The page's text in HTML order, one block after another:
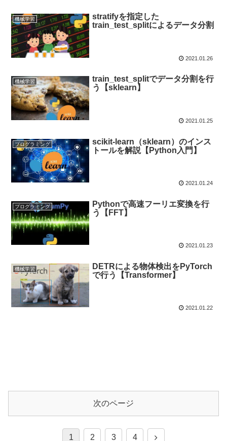
機械学習
stratifyを指定した
train_test_splitによるデータ分割
2021.01.26
機械学習
train_test_splitでデータ分割を行
う【sklearn】
2021.01.25
プログラミング
scikit-learn（sklearn）のインス
トールを解説【Python入門】
2021.01.24
プログラミング
Pythonで高速フーリエ変換を行
う【FFT】
2021.01.23
機械学習
DETRによる物体検出をPyTorch
で行う【Transformer】
2021.01.22
次のページ
1 2 3 4